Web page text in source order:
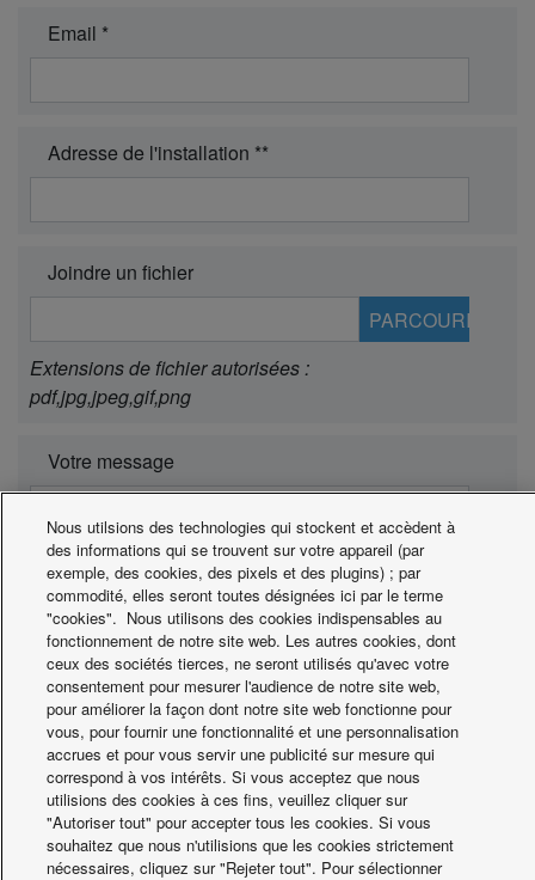
Email *
Adresse de l'installation **
Joindre un fichier
Extensions de fichier autorisées :
pdf,jpg,jpeg,gif,png
Votre message
Panasonic garantit que les informations à caractère
personnel que vous envoyez sont exclusivement
utilisées dans le but de répondre à votre demande.
* Tous les champs doivent être complétés.
Nous utilsions des technologies qui stockent et accèdent à
des informations qui se trouvent sur votre appareil (par
exemple, des cookies, des pixels et des plugins) ; par
commodité, elles seront toutes désignées ici par le terme
"cookies". Nous utilisons des cookies indispensables au
fonctionnement de notre site web. Les autres cookies, dont
ceux des sociétés tierces, ne seront utilisés qu'avec votre
consentement pour mesurer l'audience de notre site web,
pour améliorer la façon dont notre site web fonctionne pour
vous, pour fournir une fonctionnalité et une personnalisation
accrues et pour vous servir une publicité sur mesure qui
correspond à vos intérêts. Si vous acceptez que nous
utilisions des cookies à ces fins, veuillez cliquer sur
"Autoriser tout" pour accepter tous les cookies. Si vous
souhaitez que nous n'utilisions que les cookies strictement
nécessaires, cliquez sur "Rejeter tout". Pour sélectionner